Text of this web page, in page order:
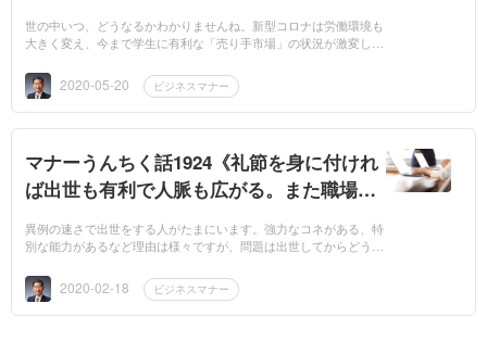
世の中いつ、どうなるかわかりませんね。新型コロナは労働環境も
大きく変え、今まで学生に有利な「売り手市場」の状況が激変し、
況の警戒感が高...
2020-05-20 ビジネスマナー
マナーうんちく話1924《礼節を身に付けれ
ば出世も有利で人脈も広がる。また職場も
異例の速さで出世をする人がたまにいます。強力なコネがある、特
別な能力があるなど理由は様々ですが、問題は出世してからどう展
係をどのように...
2020-02-18 ビジネスマナー